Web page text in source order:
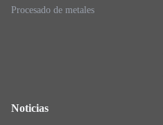
Procesado de metales
Noticias